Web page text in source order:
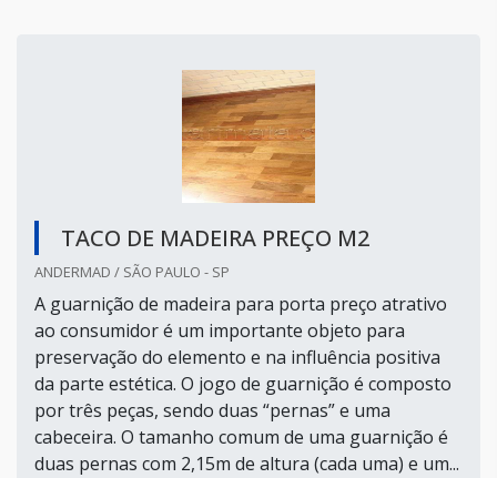
TACO DE MADEIRA PREÇO M2
ANDERMAD / SÃO PAULO - SP
A guarnição de madeira para porta preço atrativo
ao consumidor é um importante objeto para
preservação do elemento e na influência positiva
da parte estética. O jogo de guarnição é composto
por três peças, sendo duas “pernas” e uma
cabeceira. O tamanho comum de uma guarnição é
duas pernas com 2,15m de altura (cada uma) e um...